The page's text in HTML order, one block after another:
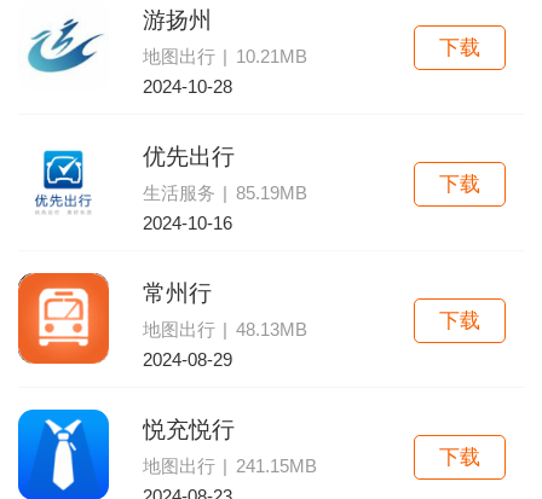
游扬州
地图出行 | 10.21MB
2024-10-28
下载
优先出行
生活服务 | 85.19MB
2024-10-16
下载
常州行
地图出行 | 48.13MB
2024-08-29
下载
悦充悦行
地图出行 | 241.15MB
下载